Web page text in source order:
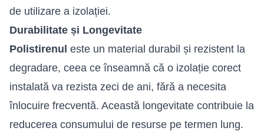
de utilizare a izolației.
Durabilitate și Longevitate
Polistirenul este un material durabil și rezistent la
degradare, ceea ce înseamnă că o izolație corect
instalată va rezista zeci de ani, fără a necesita
înlocuire frecventă. Această longevitate contribuie la
reducerea consumului de resurse pe termen lung.